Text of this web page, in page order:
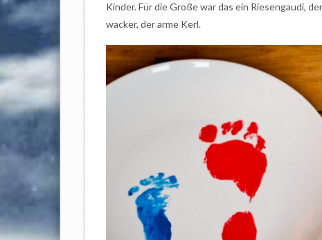
Kinder. Für die Große war das ein Riesengaudi,
wacker, der arme Kerl.